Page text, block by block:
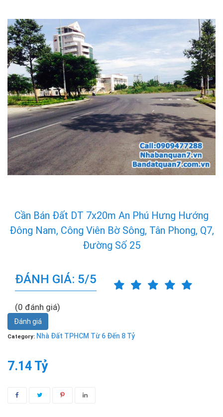
Cần Bán Đất DT 7x20m An Phú Hưng Hướng
Đông Nam, Công Viên Bờ Sông, Tân Phong, Q7,
Đường Số 25
ĐÁNH GIÁ: 5/5
(0 đánh giá)
Đánh giá
Category: Nhà Đất TPHCM Từ 6 Đến 8 Tỷ
7.14 Tỷ